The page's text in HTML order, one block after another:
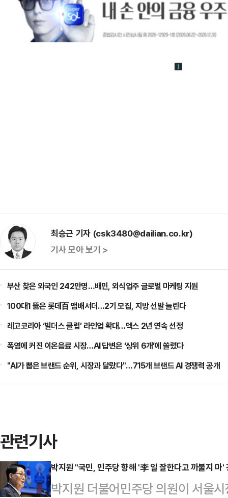
최승근 기자 (csk3480@dailian.co.kr)
기사 모아 보기 >
부산 찾은 외국인 242만명…배민, 외식업주 글로벌 마케팅 지원
100대1 뚫은 롯데百 앰배서더…2기 모집, 지방 선발 늘린다
레고코리아 ‘빌더스 클럽’ 라인업 확대…덱스 2년 연속 선정
폭염에 커진 이온음료 시장…AI 답변은 ‘상위 6개’에 쏠렸다
"AI가 뽑은 브랜드 순위, 시장과 달랐다"…715개 브랜드 AI 경쟁력 공개
관련기사
박지원 "국민, 민주당 향해 '李 일 잘한다고 까불지 마'
박지원 더불어민주당 의원이 서울